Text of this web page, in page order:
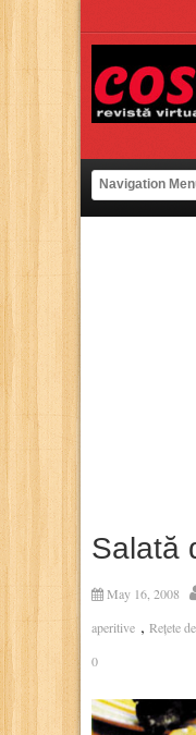
Salată
May 16, 2008
aperitive , Rețete
0